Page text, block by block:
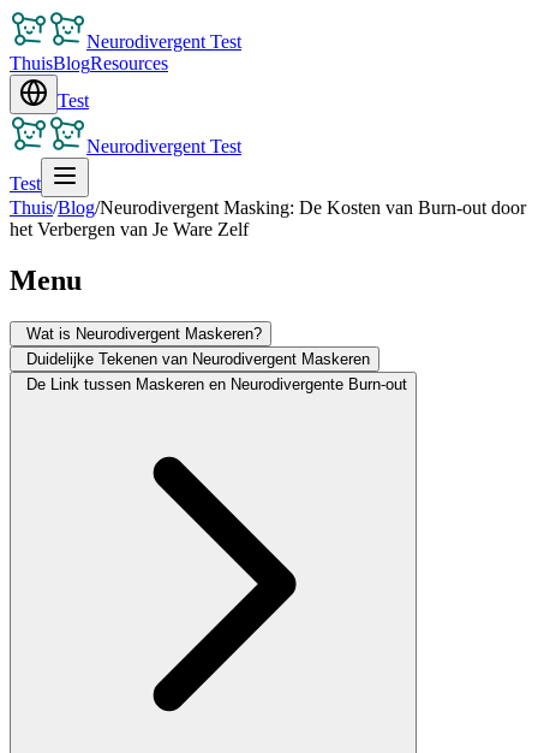
Neurodivergent Test
ThuisBlogResources
Test
Neurodivergent Test
Test
Thuis/Blog/Neurodivergent Masking: De Kosten van Burn-out door
het Verbergen van Je Ware Zelf
Menu
Wat is Neurodivergent Maskeren?
Duidelijke Tekenen van Neurodivergent Maskeren
De Link tussen Maskeren en Neurodivergente Burn-out